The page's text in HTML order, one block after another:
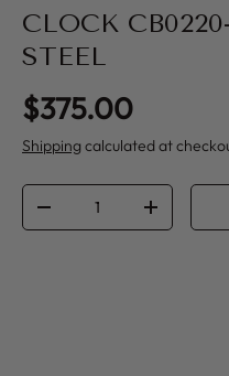
CLOCK
STEEL
Regular price
$375.00
Shipping calculated at
Qty
DECREASE QUANTITY